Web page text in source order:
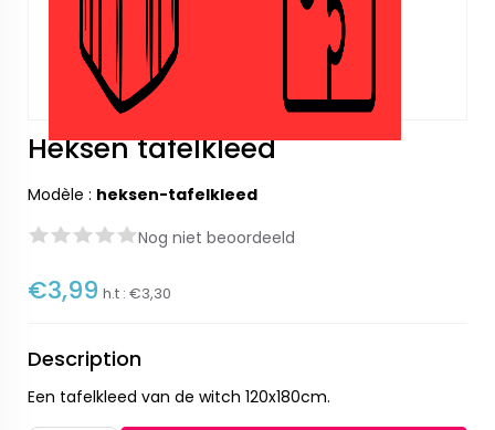
Heksen tafelkleed
Modèle : heksen-tafelkleed
Nog niet beoordeeld
€3,99 h.t : €3,30
Description
Een tafelkleed van de witch 120x180cm.